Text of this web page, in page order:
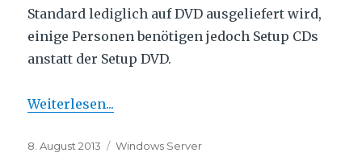
Standard lediglich auf DVD ausgeliefert wird,
einige Personen benötigen jedoch Setup CDs
anstatt der Setup DVD.
Weiterlesen...
Veröffentlicht
8. August 2013 Schlagwörter
Windows Server